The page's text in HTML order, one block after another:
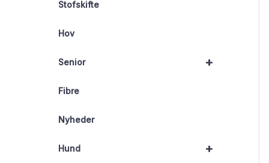
Stofskifte
Hov
+
Senior
Fibre
Nyheder
+
Hund